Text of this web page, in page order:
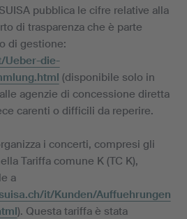
pubblica le cifre relative alla
di trasparenza che è parte
di gestione:
Ueber-die-
(disponibile solo in
agenzie di concessione diretta
carenti o difficili da reperire.
i concerti, compresi gli
Tariffa comune K (TC K),
a
it/Kunden/Auffuehrungen
). Questa tariffa è stata